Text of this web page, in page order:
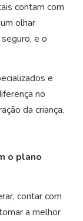
contam com
olhar
e o
e
no
da criança.
o plano
contar com
a melhor